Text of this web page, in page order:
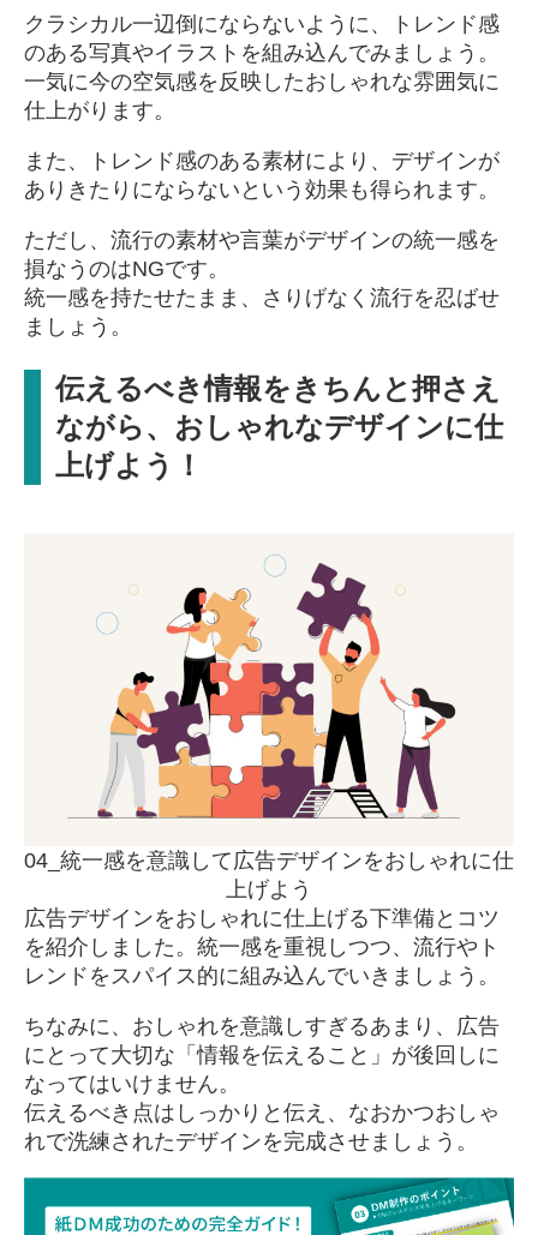
クラシカル一辺倒にならないように、トレンド感
のある写真やイラストを組み込んでみましょう。
一気に今の空気感を反映したおしゃれな雰囲気に
仕上がります。
また、トレンド感のある素材により、デザインが
ありきたりにならないという効果も得られます。
ただし、流行の素材や言葉がデザインの統一感を
損なうのはNGです。
統一感を持たせたまま、さりげなく流行を忍ばせ
ましょう。
伝えるべき情報をきちんと押さえ
ながら、おしゃれなデザインに仕
上げよう！
04_統一感を意識して広告デザインをおしゃれに仕
上げよう
広告デザインをおしゃれに仕上げる下準備とコツ
を紹介しました。統一感を重視しつつ、流行やト
レンドをスパイス的に組み込んでいきましょう。
ちなみに、おしゃれを意識しすぎるあまり、広告
にとって大切な「情報を伝えること」が後回しに
なってはいけません。
伝えるべき点はしっかりと伝え、なおかつおしゃ
れで洗練されたデザインを完成させましょう。